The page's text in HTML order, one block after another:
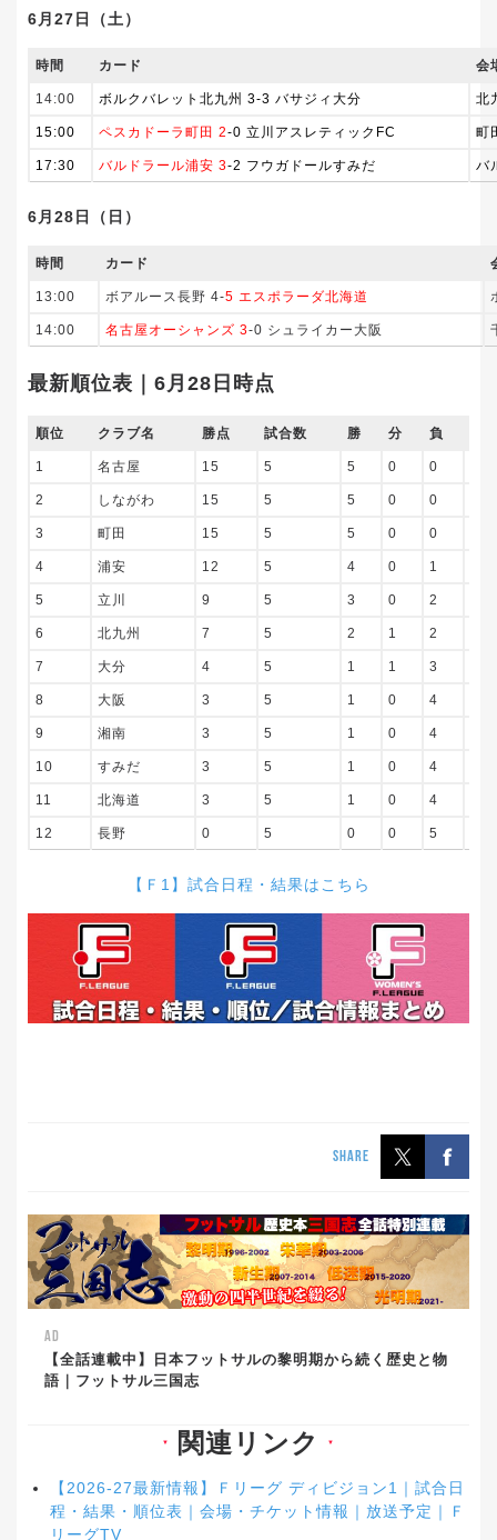
6月27日（土）
時間 カード 会
14:00 ボルクバレット北九州 3-3 バサジィ大分 北
15:00 ペスカドーラ町田 2-0 立川アスレティックFC 町
17:30 バルドラール浦安 3-2 フウガドールすみだ バ
6月28日（日）
時間 カード
13:00 ボアルース長野 4-5 エスポラーダ北海道
14:00 名古屋オーシャンズ 3-0 シュライカー大阪
最新順位表｜6月28日時点
順位 クラブ名 勝点 試合数 勝 分 負
1 名古屋 15 5 5 0 0
2 しながわ 15 5 5 0 0
3 町田 15 5 5 0 0
4 浦安 12 5 4 0 1
5 立川 9 5 3 0 2
6 北九州 7 5 2 1 2
7 大分 4 5 1 1 3
8 大阪 3 5 1 0 4
9 湘南 3 5 1 0 4
10 すみだ 3 5 1 0 4
11 北海道 3 5 1 0 4
12 長野 0 5 0 0 5
【 Ｆ1 】試合日程・結果はこちら
SHARE
AD
【全話連載中】日本フットサルの黎明期から続く歴史と物
語｜フットサル三国志
▼ 関連リンク ▼
【2026-27最新情報】Ｆリーグ ディビジョン1｜試合日
程・結果・順位表｜会場・チケット情報｜放送予定｜Ｆ
リーグTV